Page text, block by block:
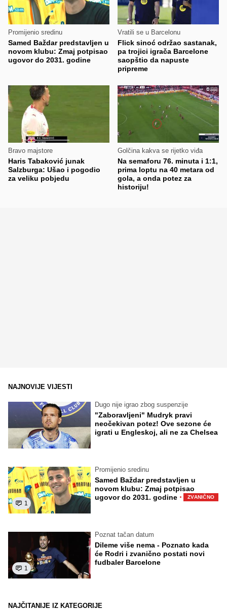
Promijenio sredinu
Samed Baždar predstavljen u
novom klubu: Zmaj potpisao
ugovor do 2031. godine
Vratili se u Barcelonu
Flick sinoć održao sastanak,
pa trojici igrača Barcelone
saopštio da napuste
pripreme
Bravo majstore
Haris Tabaković junak
Salzburga: Ušao i pogodio
za veliku pobjedu
Golčina kakva se rijetko viđa
Na semaforu 76. minuta i 1:1,
prima loptu na 40 metara od
gola, a onda potez za
historiju!
NAJNOVIJE VIJESTI
Dugo nije igrao zbog suspenzije
"Zaboravljeni" Mudryk pravi
neočekivan potez! Ove sezone će
igrati u Engleskoj, ali ne za Chelsea
1
Promijenio sredinu
Samed Baždar predstavljen u
novom klubu: Zmaj potpisao
ugovor do 2031. godine · ZVANIČNO
1
Poznat tačan datum
Dileme više nema - Poznato kada
će Rodri i zvanično postati novi
fudbaler Barcelone
NAJČITANIJE IZ KATEGORIJE